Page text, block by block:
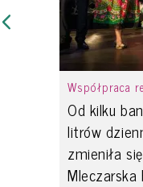
Współpraca
Od kilku
litrów
zmieniła
Mleczarska